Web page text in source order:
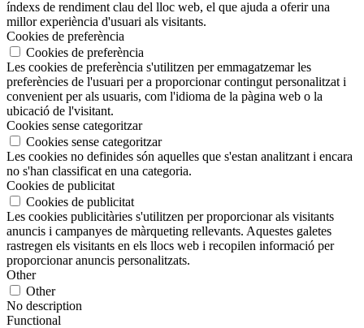
índexs de rendiment clau del lloc web, el que ajuda a oferir una
millor experiència d'usuari als visitants.
Cookies de preferència
Cookies de preferència
Les cookies de preferència s'utilitzen per emmagatzemar les
preferències de l'usuari per a proporcionar contingut personalitzat i
convenient per als usuaris, com l'idioma de la pàgina web o la
ubicació de l'visitant.
Cookies sense categoritzar
Cookies sense categoritzar
Les cookies no definides són aquelles que s'estan analitzant i encara
no s'han classificat en una categoria.
Cookies de publicitat
Cookies de publicitat
Les cookies publicitàries s'utilitzen per proporcionar als visitants
anuncis i campanyes de màrqueting rellevants. Aquestes galetes
rastregen els visitants en els llocs web i recopilen informació per
proporcionar anuncis personalitzats.
Other
Other
No description
Functional